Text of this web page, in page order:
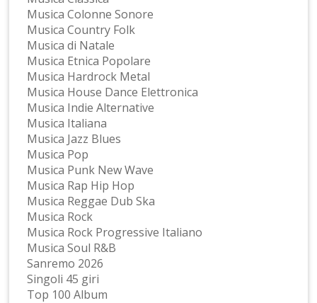
Musica Colonne Sonore
Musica Country Folk
Musica di Natale
Musica Etnica Popolare
Musica Hardrock Metal
Musica House Dance Elettronica
Musica Indie Alternative
Musica Italiana
Musica Jazz Blues
Musica Pop
Musica Punk New Wave
Musica Rap Hip Hop
Musica Reggae Dub Ska
Musica Rock
Musica Rock Progressive Italiano
Musica Soul R&B
Sanremo 2026
Singoli 45 giri
Top 100 Album